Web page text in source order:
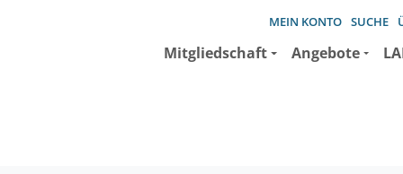
MEIN KONTO SUCHE
Mitgliedschaft Angebote